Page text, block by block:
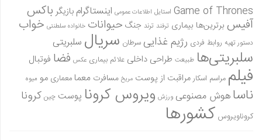
Game of Thrones استایل اطلاعات عمومی اینستاگرام بازیگر باکس
آفیس برترین‌ها بیماری ترفند ترند جنگ حیوانات خانواده سلطنتی خواب
دستور تهیه روابط فردی رژیم غذاییسرطان سریال سلبریتی
سلبریتی‌ها طبیعت طراحی داخلی علائم بیماری عکس فضا فوتبال
فیلم مراسم اسکارمراقبت از پوست مریخ مسافرت معمامعماری مو میوه
ناساهوش مصنوعی ورزش ویروس کرونا پوست چین کرونا
کروناویروس کشورها